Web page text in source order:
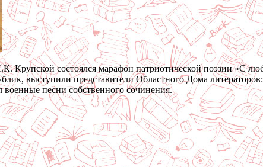
Крупской состоялся марафон патриотической поэзии «С
выступили представители Областного Дома
песни собственного сочинения.